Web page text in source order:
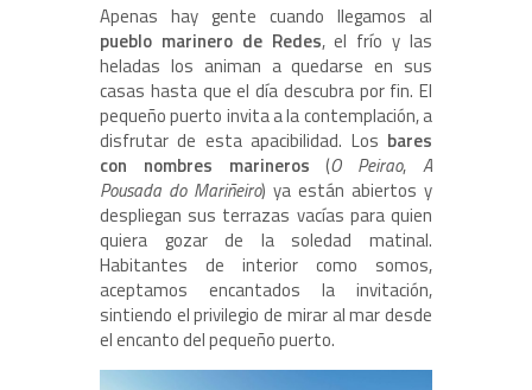
Apenas hay gente cuando llegamos al
pueblo marinero de Redes, el frío y las
heladas los animan a quedarse en sus
casas hasta que el día descubra por fin. El
pequeño puerto invita a la contemplación, a
disfrutar de esta apacibilidad. Los bares
con nombres marineros (O Peirao,A
Pousada do Mariñeiro) ya están abiertos y
despliegan sus terrazas vacías para quien
quiera gozar de la soledad matinal.
Habitantes de interior como somos,
aceptamos encantados la invitación,
sintiendo el privilegio de mirar al mar desde
el encanto del pequeño puerto.